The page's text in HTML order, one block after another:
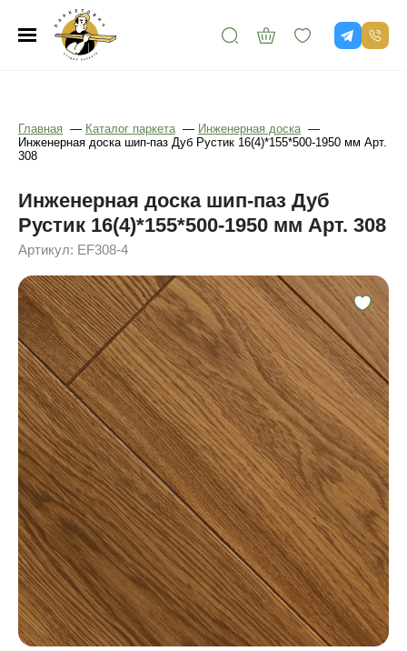
Главная — Каталог паркета — Инженерная доска —
Инженерная доска шип-паз Дуб Рустик 16(4)*155*500-1950 мм Арт.
308
Инженерная доска шип-паз Дуб
Рустик 16(4)*155*500-1950 мм Арт. 308
Артикул: EF308-4